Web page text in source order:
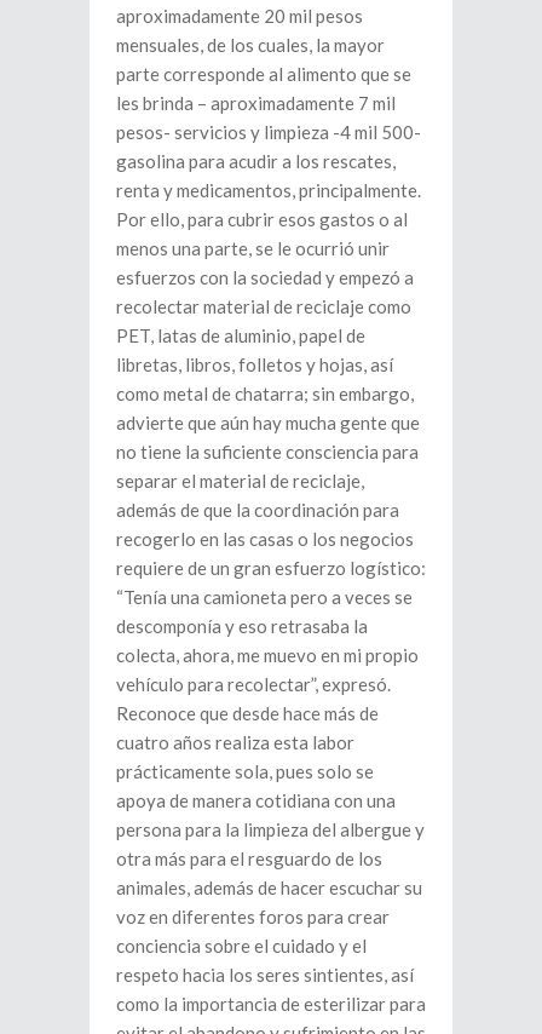
aproximadamente 20 mil pesos
mensuales, de los cuales, la mayor
parte corresponde al alimento que se
les brinda – aproximadamente 7 mil
pesos- servicios y limpieza -4 mil 500-
gasolina para acudir a los rescates,
renta y medicamentos, principalmente.
Por ello, para cubrir esos gastos o al
menos una parte, se le ocurrió unir
esfuerzos con la sociedad y empezó a
recolectar material de reciclaje como
PET, latas de aluminio, papel de
libretas, libros, folletos y hojas, así
como metal de chatarra; sin embargo,
advierte que aún hay mucha gente que
no tiene la suficiente consciencia para
separar el material de reciclaje,
además de que la coordinación para
recogerlo en las casas o los negocios
requiere de un gran esfuerzo logístico:
“Tenía una camioneta pero a veces se
descomponía y eso retrasaba la
colecta, ahora, me muevo en mi propio
vehículo para recolectar”, expresó.
Reconoce que desde hace más de
cuatro años realiza esta labor
prácticamente sola, pues solo se
apoya de manera cotidiana con una
persona para la limpieza del albergue y
otra más para el resguardo de los
animales, además de hacer escuchar su
voz en diferentes foros para crear
conciencia sobre el cuidado y el
respeto hacia los seres sintientes, así
como la importancia de esterilizar para